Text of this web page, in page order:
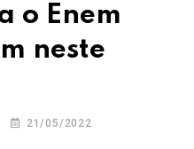
o Enem
neste
21/05/2022